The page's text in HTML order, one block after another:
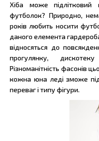
Хіба може підлітковий
футболок? Природно,
років любить носити
даного елемента
відносяться до
прогулянку,
Різноманітність фасонів
кожна юна леді зможе
переваг і типу фігури.